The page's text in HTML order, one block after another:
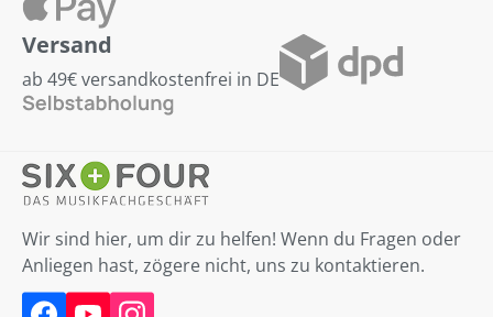
Versand
ab 49€ versandkostenfrei in DE
Wir sind hier, um dir zu helfen! Wenn du Fragen oder
Anliegen hast, zögere nicht, uns zu kontaktieren.